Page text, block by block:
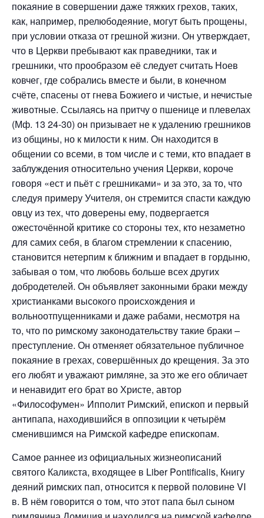
покаяние в совершении даже тяжких грехов, таких,
как, например, прелюбодеяние, могут быть прощены,
при условии отказа от грешной жизни. Он утверждает,
что в Церкви пребывают как праведники, так и
грешники, что прообразом её следует считать Ноев
ковчег, где собрались вместе и были, в конечном
счёте, спасены от гнева Божиего и чистые, и нечистые
животные. Ссылаясь на притчу о пшенице и плевелах
(Мф. 13 24-30) он призывает не к удалению грешников
из общины, но к милости к ним. Он находится в
общении со всеми, в том числе и с теми, кто впадает в
заблуждения относительно учения Церкви, короче
говоря «ест и пьёт с грешниками» и за это, за то, что
следуя примеру Учителя, он стремится спасти каждую
овцу из тех, что доверены ему, подвергается
ожесточённой критике со стороны тех, кто незаметно
для самих себя, в благом стремлении к спасению,
становится нетерпим к ближним и впадает в гордыню,
забывая о том, что любовь больше всех других
добродетелей. Он объявляет законными браки между
христианками высокого происхождения и
вольноотпущенниками и даже рабами, несмотря на
то, что по римскому законодательству такие браки –
преступление. Он отменяет обязательное публичное
покаяние в грехах, совершённых до крещения. За это
его любят и уважают римляне, за это же его обличает
и ненавидит его брат во Христе, автор
«Философумен» Ипполит Римский, епископ и первый
антипапа, находившийся в оппозиции к четырём
сменившимся на Римской кафедре епископам.
Самое раннее из официальных жизнеописаний
святого Каликста, входящее в Liber Pontificalis, Книгу
деяний римских пап, относится к первой половине VI
в. В нём говорится о том, что этот папа был сыном